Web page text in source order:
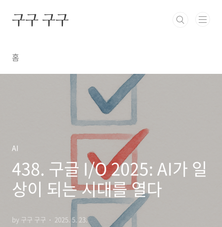
구구 구구
홈
AI
438. 구글 I/O 2025: AI가 일
상이 되는 시대를 열다
by 구구 구구 2025. 5. 23.